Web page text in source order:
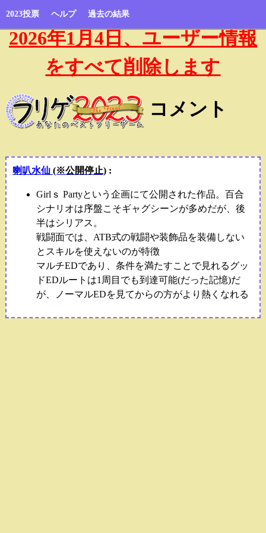
2023投票 ヘルプ 過去の結果
2026年1月4日、ユーザー情報
をすべて削除します
コメント
喇叭水仙 (※公開停止):
Girlｓ Partyという企画にて公開された作品。百合
シナリオは序盤こそギャグシーンが多めだが、後
半はシリアス。
戦闘面では、ATB式の戦闘や装飾品を装備しない
とスキルを使えないのが特徴
マルチEDであり、条件を満たすことで見れるグッ
ドEDルートは1周目でも到達可能(だった記憶)だ
が、ノーマルEDを見てからの方がより熱くなれる